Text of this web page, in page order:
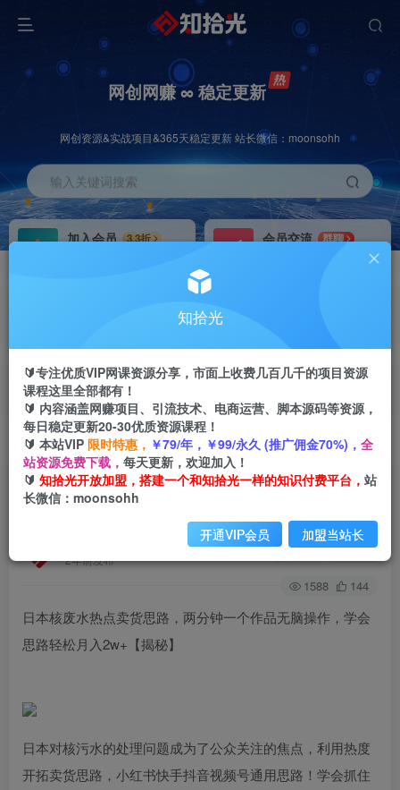
网创网赚 ∞ 稳定更新
网创资源&实战项目&365天稳定更新 站长微信：moonsohh
输入关键词搜索
加入会员
3.3折
会员交流
群聊
首页 创业课程 会员免费 正文
日本核废水热点卖货思路，两分钟一个作品无脑操
作，学会思路轻松月入2w+【揭秘】
2年前发布
关注 私信
1588 144
日本核废水热点卖货思路，两分钟一个作品无脑操作，学会
思路轻松月入2w+【揭秘】
日本对核污水的处理问题成为了公众关注的焦点，利用热度
开拓卖货思路，小红书快手抖音视频号通用思路！学会抓住
知拾光
🔰专注优质VIP网课资源分享，市面上收费几百几千的项目资源
课程这里全部都有！
🔰 内容涵盖网赚项目、引流技术、电商运营、脚本源码等资源，
每日稳定更新20-30优质资源课程！
🔰 本站VIP 限时特惠， ￥79/年，￥99/永久 (推广佣金70%)， 全
站资源免费下载， 每天更新，欢迎加入！
🔰 知拾光开放加盟，搭建一个和知拾光一样的知识付费平台， 站
长微信：moonsohh
开通VIP会员 加盟当站长